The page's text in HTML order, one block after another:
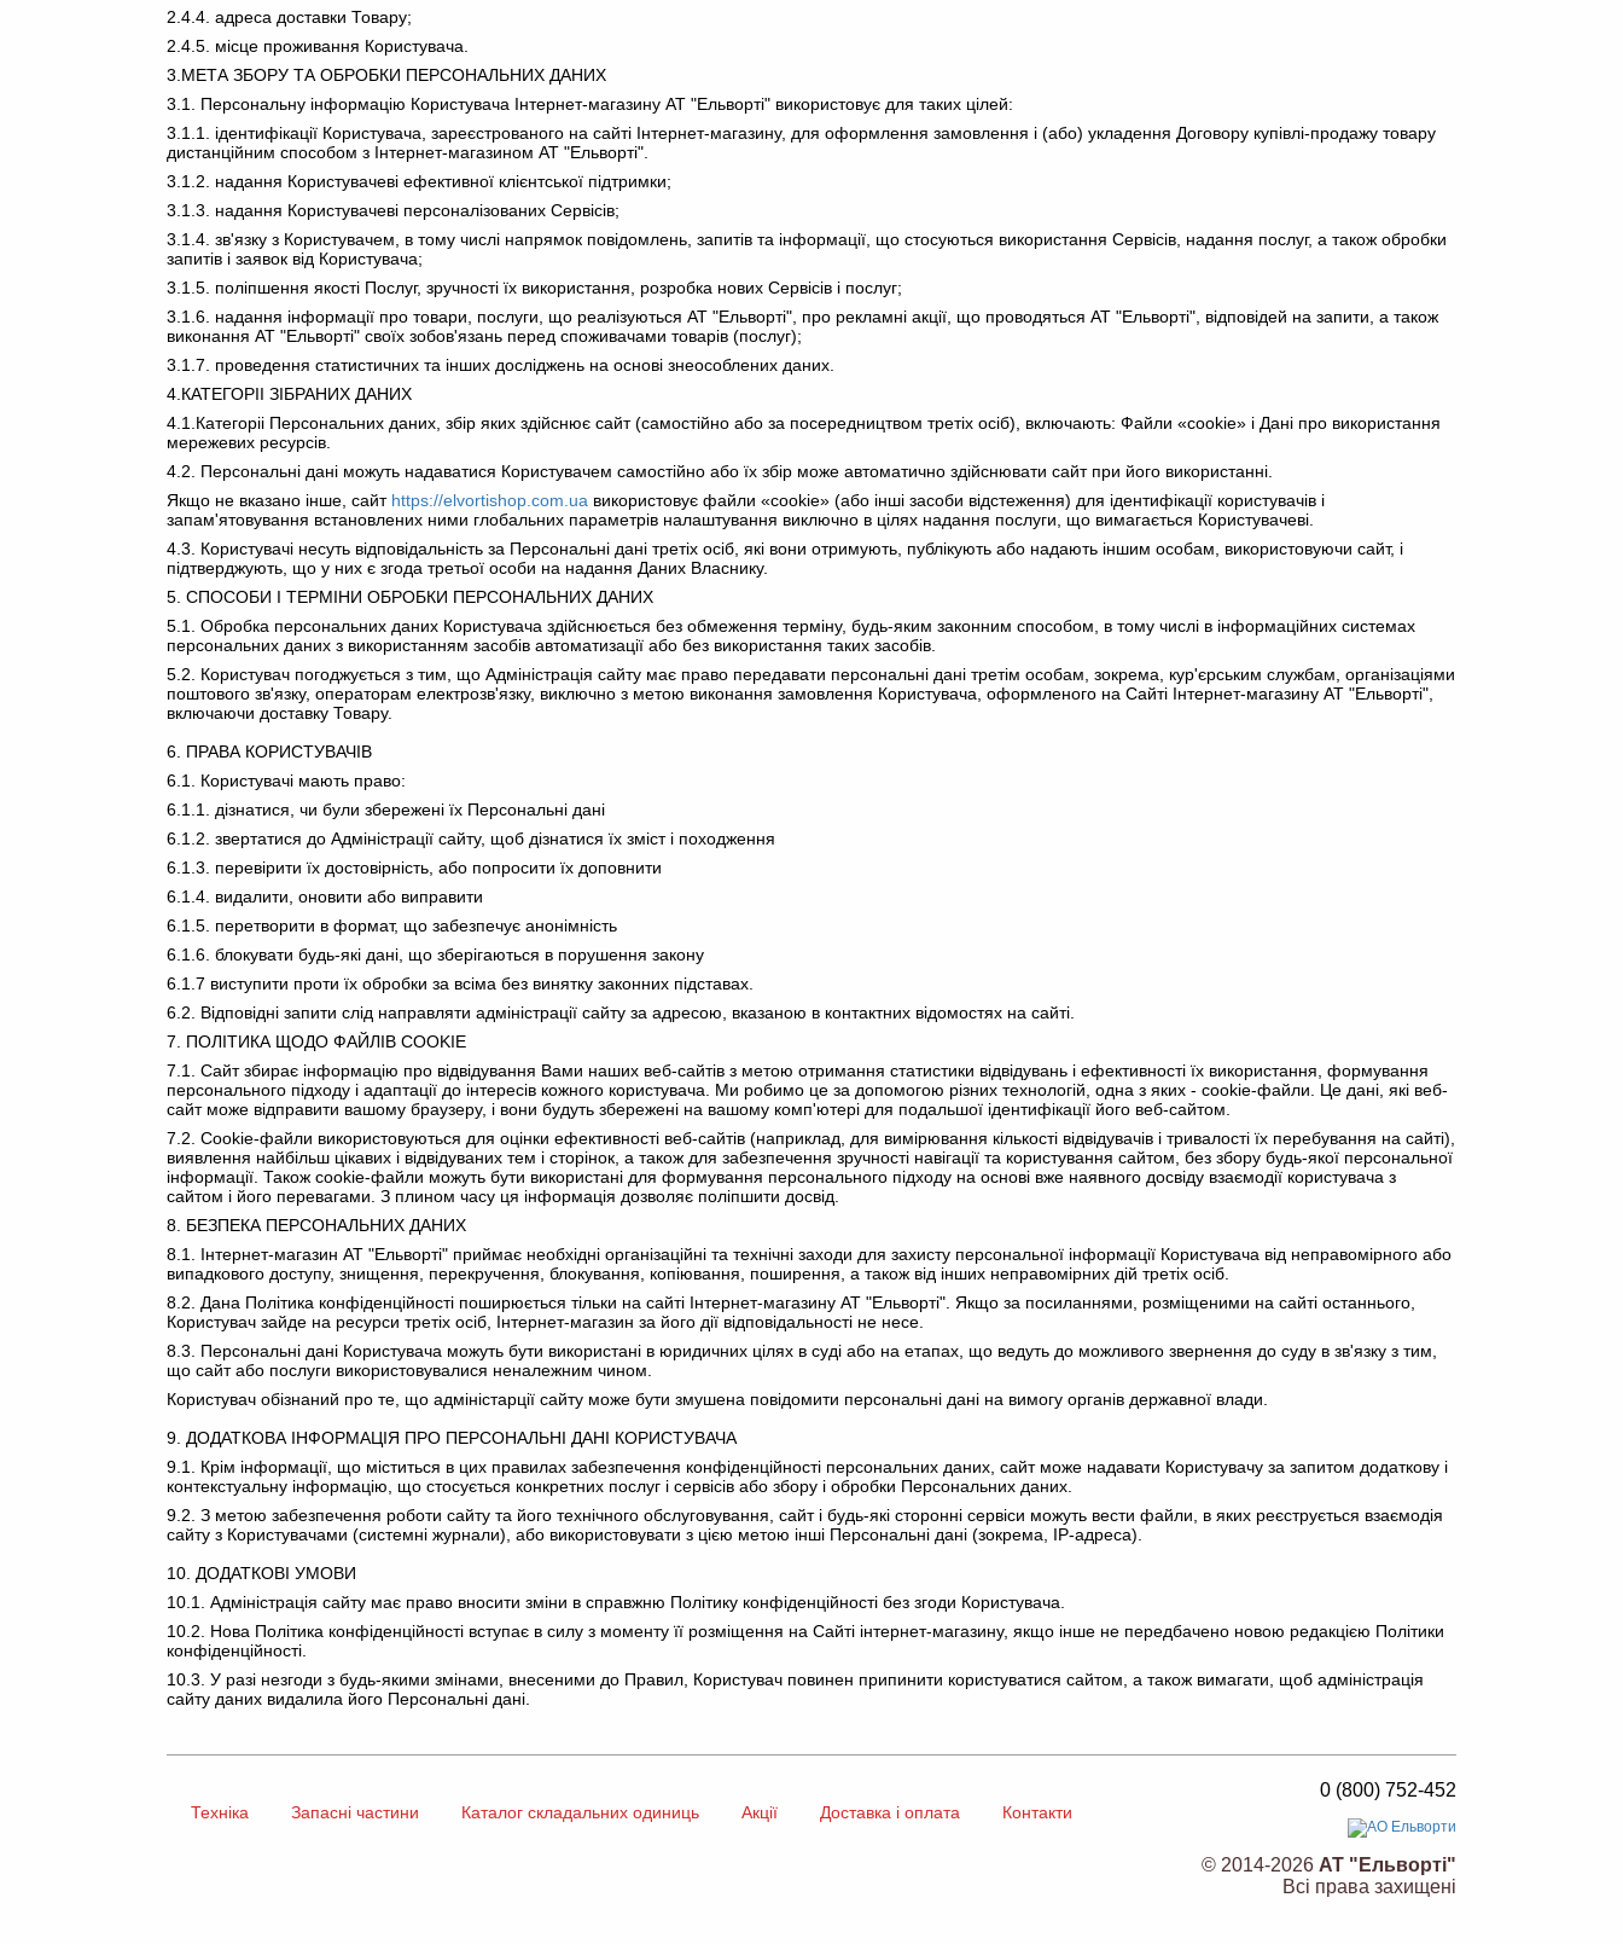
2.4.4. адреса доставки Товару;
2.4.5. місце проживання Користувача.
3.МЕТА ЗБОРУ ТА ОБРОБКИ ПЕРСОНАЛЬНИХ ДАНИХ
3.1. Персональну інформацію Користувача Інтернет-магазину АТ "Ельворті" використовує для таких цілей:
3.1.1. ідентифікації Користувача, зареєстрованого на сайті Інтернет-магазину, для оформлення замовлення і (або) укладення Договору купівлі-продажу товару
дистанційним способом з Інтернет-магазином АТ "Ельворті".
3.1.2. надання Користувачеві ефективної клієнтської підтримки;
3.1.3. надання Користувачеві персоналізованих Сервісів;
3.1.4. зв'язку з Користувачем, в тому числі напрямок повідомлень, запитів та інформації, що стосуються використання Сервісів, надання послуг, а також обробки
запитів і заявок від Користувача;
3.1.5. поліпшення якості Послуг, зручності їх використання, розробка нових Сервісів і послуг;
3.1.6. надання інформації про товари, послуги, що реалізуються АТ "Ельворті", про рекламні акції, що проводяться АТ "Ельворті", відповідей на запити, а також
виконання АТ "Ельворті" своїх зобов'язань перед споживачами товарів (послуг);
3.1.7. проведення статистичних та інших досліджень на основі знеособлених даних.
4.КАТЕГОРІІ ЗІБРАНИХ ДАНИХ
4.1.Категоріі Персональних даних, збір яких здійснює сайт (самостійно або за посередництвом третіх осіб), включають: Файли «cookie» і Дані про використання
мережевих ресурсів.
4.2. Персональні дані можуть надаватися Користувачем самостійно або їх збір може автоматично здійснювати сайт при його використанні.
Якщо не вказано інше, сайт https://elvortishop.com.ua використовує файли «cookie» (або інші засоби відстеження) для ідентифікації користувачів і
запам'ятовування встановлених ними глобальних параметрів налаштування виключно в цілях надання послуги, що вимагається Користувачеві.
4.3. Користувачі несуть відповідальність за Персональні дані третіх осіб, які вони отримують, публікують або надають іншим особам, використовуючи сайт, і
підтверджують, що у них є згода третьої особи на надання Даних Власнику.
5. СПОСОБИ І ТЕРМІНИ ОБРОБКИ ПЕРСОНАЛЬНИХ ДАНИХ
5.1. Обробка персональних даних Користувача здійснюється без обмеження терміну, будь-яким законним способом, в тому числі в інформаційних системах
персональних даних з використанням засобів автоматизації або без використання таких засобів.
5.2. Користувач погоджується з тим, що Адміністрація сайту має право передавати персональні дані третім особам, зокрема, кур'єрським службам, організаціями
поштового зв'язку, операторам електрозв'язку, виключно з метою виконання замовлення Користувача, оформленого на Сайті Інтернет-магазину АТ "Ельворті",
включаючи доставку Товару.
6. ПРАВА КОРИСТУВАЧІВ
6.1. Користувачі мають право:
6.1.1. дізнатися, чи були збережені їх Персональні дані
6.1.2. звертатися до Адміністрації сайту, щоб дізнатися їх зміст і походження
6.1.3. перевірити їх достовірність, або попросити їх доповнити
6.1.4. видалити, оновити або виправити
6.1.5. перетворити в формат, що забезпечує анонімність
6.1.6. блокувати будь-які дані, що зберігаються в порушення закону
6.1.7 виступити проти їх обробки за всіма без винятку законних підставах.
6.2. Відповідні запити слід направляти адміністрації сайту за адресою, вказаною в контактних відомостях на сайті.
7. ПОЛІТИКА ЩОДО ФАЙЛІВ COOKIE
7.1. Сайт збирає інформацію про відвідування Вами наших веб-сайтів з метою отримання статистики відвідувань і ефективності їх використання, формування
персонального підходу і адаптації до інтересів кожного користувача. Ми робимо це за допомогою різних технологій, одна з яких - cookie-файли. Це дані, які веб-
сайт може відправити вашому браузеру, і вони будуть збережені на вашому комп'ютері для подальшої ідентифікації його веб-сайтом.
7.2. Cookie-файли використовуються для оцінки ефективності веб-сайтів (наприклад, для вимірювання кількості відвідувачів і тривалості їх перебування на сайті),
виявлення найбільш цікавих і відвідуваних тем і сторінок, а також для забезпечення зручності навігації та користування сайтом, без збору будь-якої персональної
інформації. Також cookie-файли можуть бути використані для формування персонального підходу на основі вже наявного досвіду взаємодії користувача з
сайтом і його перевагами. З плином часу ця інформація дозволяє поліпшити досвід.
8. БЕЗПЕКА ПЕРСОНАЛЬНИХ ДАНИХ
8.1. Інтернет-магазин АТ "Ельворті" приймає необхідні організаційні та технічні заходи для захисту персональної інформації Користувача від неправомірного або
випадкового доступу, знищення, перекручення, блокування, копіювання, поширення, а також від інших неправомірних дій третіх осіб.
8.2. Дана Політика конфіденційності поширюється тільки на сайті Інтернет-магазину АТ "Ельворті". Якщо за посиланнями, розміщеними на сайті останнього,
Користувач зайде на ресурси третіх осіб, Інтернет-магазин за його дії відповідальності не несе.
8.3. Персональні дані Користувача можуть бути використані в юридичних цілях в суді або на етапах, що ведуть до можливого звернення до суду в зв'язку з тим,
що сайт або послуги використовувалися неналежним чином.
Користувач обізнаний про те, що адміністарції сайту може бути змушена повідомити персональні дані на вимогу органів державної влади.
9. ДОДАТКОВА ІНФОРМАЦІЯ ПРО ПЕРСОНАЛЬНІ ДАНІ КОРИСТУВАЧА
9.1. Крім інформації, що міститься в цих правилах забезпечення конфіденційності персональних даних, сайт може надавати Користувачу за запитом додаткову і
контекстуальну інформацію, що стосується конкретних послуг і сервісів або збору і обробки Персональних даних.
9.2. З метою забезпечення роботи сайту та його технічного обслуговування, сайт і будь-які сторонні сервіси можуть вести файли, в яких реєструється взаємодія
сайту з Користувачами (системні журнали), або використовувати з цією метою інші Персональні дані (зокрема, IP-адреса).
10. ДОДАТКОВІ УМОВИ
10.1. Адміністрація сайту має право вносити зміни в справжню Політику конфіденційності без згоди Користувача.
10.2. Нова Політика конфіденційності вступає в силу з моменту її розміщення на Сайті інтернет-магазину, якщо інше не передбачено новою редакцією Політики
конфіденційності.
10.3. У разі незгоди з будь-якими змінами, внесеними до Правил, Користувач повинен припинити користуватися сайтом, а також вимагати, щоб адміністрація
сайту даних видалила його Персональні дані.
Техніка Запасні частини Каталог складальних одиниць Акції Доставка і оплата Контакти
0 (800) 752-452
© 2014-2026 АТ "Ельворті"
Всі права захищені